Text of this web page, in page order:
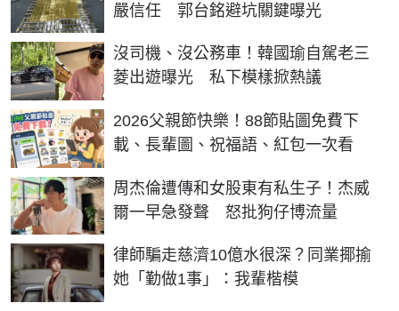
嚴信任 郭台銘避坑關鍵曝光
沒司機、沒公務車！韓國瑜自駕老三
菱出遊曝光 私下模樣掀熱議
2026父親節快樂！88節貼圖免費下
載、長輩圖、祝福語、紅包一次看
周杰倫遭傳和女股東有私生子！杰威
爾一早急發聲 怒批狗仔博流量
律師騙走慈濟10億水很深？同業揶揄
她「勤做1事」：我輩楷模